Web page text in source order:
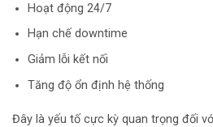
Hoạt động 24/7
Hạn chế downtime
Giảm lỗi kết nối
Tăng độ ổn định hệ thống
Đây là yếu tố cực kỳ quan trọng đối